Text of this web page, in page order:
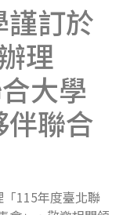
訂於
理
大學
伴聯合
115年度臺北聯